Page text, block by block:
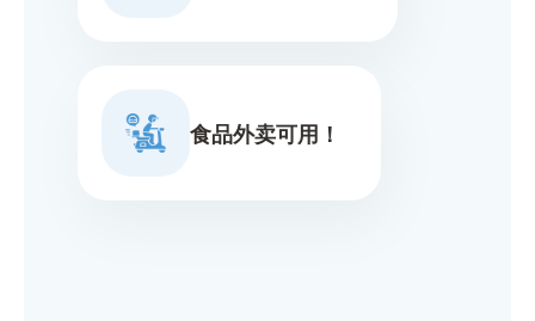
食品外卖可用！